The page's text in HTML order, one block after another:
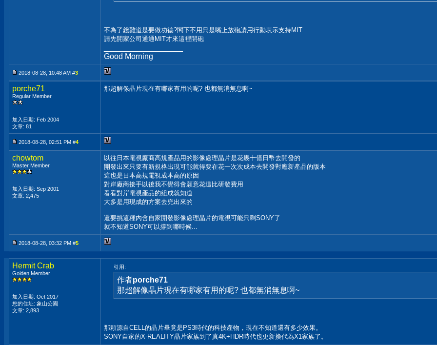
不為了錢難道是要做功德?閣下不用只是嘴上放砲請用行動表示支持MIT
請先開家公司通通MIT才來這裡開砲
Good Morning
2018-08-28, 10:48 AM #3
porche71
Regular Member
加入日期: Feb 2004
文章: 81
那超解像晶片現在有哪家有用的呢? 也都無消無息啊~
2018-08-28, 02:51 PM #4
chowtom
Master Member
加入日期: Sep 2001
文章: 2,475
以往日本電視廠商高規產品用的影像處理晶片是花幾十億日幣去開發的
開發出來只要有新規格出現可能就得要在花一次次成本去開發對應新產品的版本
這也是日本高規電視成本高的原因
對岸廠商接手以後我不覺得會願意花這比研發費用
看看對岸電視產品的組成就知道
大多是用現成的方案去兜出來的
還要挑這種內含自家開發影像處理晶片的電視可能只剩SONY了
就不知道SONY可以撐到哪時候...
2018-08-28, 03:32 PM #5
Hermit Crab
Golden Member
加入日期: Oct 2017
您的住址: 象山公園
文章: 2,893
引用:
作者porche71
那超解像晶片現在有哪家有用的呢? 也都無消無息啊~
那顆源自CELL的晶片畢竟是PS3時代的科技產物，現在不知道還有多少效果。
SONY自家的X-REALITY晶片家族到了真4K+HDR時代也更新換代為X1家族了。